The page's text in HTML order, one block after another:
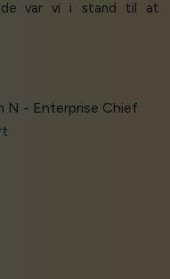
var vi i stand til at
N - Enterprise Chief